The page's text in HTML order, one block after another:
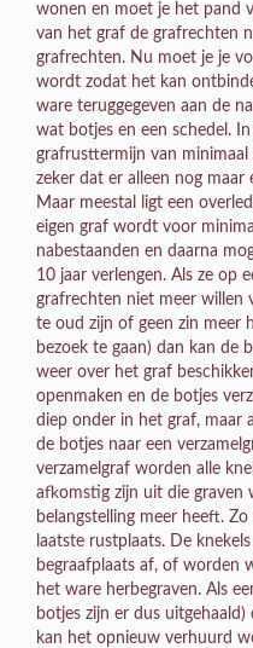
wonen en moet je het pand
van het graf de grafrechten
grafrechten. Nu moet je je
wordt zodat het kan
ware teruggegeven aan de
wat botjes en een schedel.
grafrusttermijn van minimaal
zeker dat er alleen nog maar
Maar meestal ligt een
eigen graf wordt voor
nabestaanden en daarna
10 jaar verlengen. Als ze op
grafrechten niet meer willen
te oud zijn of geen zin meer
bezoek te gaan) dan kan de
weer over het graf
openmaken en de botjes
diep onder in het graf, maar
de botjes naar een
verzamelgraf worden alle
afkomstig zijn uit die graven
belangstelling meer heeft.
laatste rustplaats. De
begraafplaats af, of worden
het ware herbegraven. Als
botjes zijn er dus
kan het opnieuw verhuurd